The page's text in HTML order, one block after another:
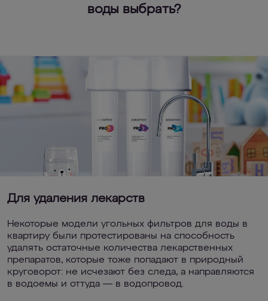
воды выбрать?
Для удаления лекарств
Некоторые модели угольных фильтров для воды в
квартиру были протестированы на способность
удалять остаточные количества лекарственных
препаратов, которые тоже попадают в природный
круговорот: не исчезают без следа, а направляются
в водоемы и оттуда — в водопровод.